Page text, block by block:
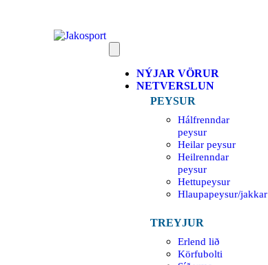
NÝJAR VÖRUR
NETVERSLUN
PEYSUR
Hálfrenndar
peysur
Heilar peysur
Heilrenndar
peysur
Hettupeysur
Hlaupapeysur/jakkar
TREYJUR
Erlend lið
Körfubolti